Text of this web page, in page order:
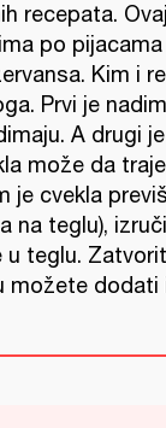
recepata.
po
Kim i
Prvi je
A drugi
može da
je cvekla
na teglu),
u teglu.
možete dodati